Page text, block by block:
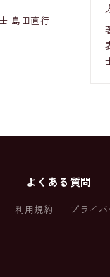
島田直行
よくある質問
利用規約 プライ